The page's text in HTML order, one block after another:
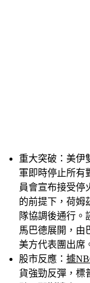
重大突破：美伊
軍即時停止所有
員會宣布接受停
的前提下，荷姆
隊協調後通行。
馬巴德展開，由
美方代表團出席
股市反應： 據